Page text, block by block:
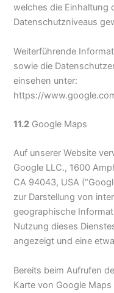
welches die Einhaltung
Datenschutzniveaus
Weiterführende
sowie die
einsehen unter:
https://
11.2 Google Maps
Auf unserer Website
Google LLC., 1600
CA 94043, USA
zur Darstellung von
geographische
Nutzung dieses
angezeigt und eine
Bereits beim Aufrufen
Karte von Google